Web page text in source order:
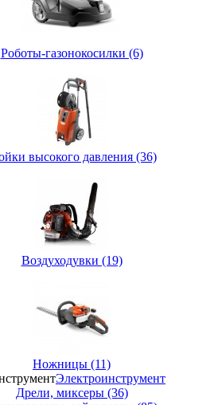
Роботы-газонокосилки (6)
высокого давления (36)
Воздуходувки (19)
Ножницы (11)
Электроинструмент
Дрели, миксеры (36)